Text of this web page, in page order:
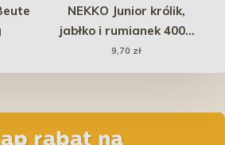
NEKKO Junior królik,
jabłko i rumianek 400g
(puszka)
9,70 zł
rabat na